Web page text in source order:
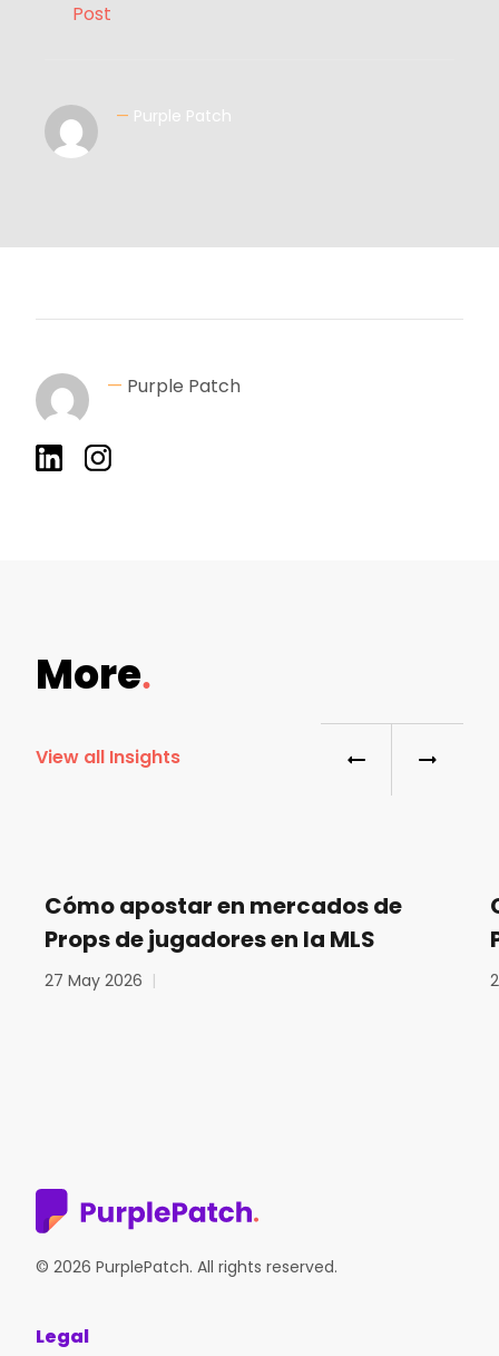
Post
— Purple Patch
— Purple Patch
More
View all Insights
Cómo apostar en mercados de
Props de jugadores en la MLS
27 May 2026 |
© 2026 PurplePatch. All rights reserved.
Legal